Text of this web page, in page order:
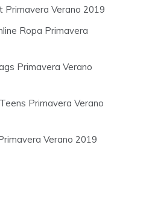
Primavera Verano 2019
Ropa Primavera
Primavera Verano
Primavera Verano
Verano 2019